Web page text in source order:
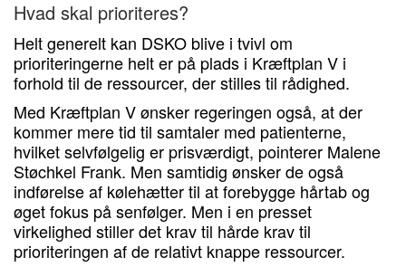
Hvad skal prioriteres?
Helt generelt kan DSKO blive i tvivl om
prioriteringerne helt er på plads i Kræftplan V i
forhold til de ressourcer, der stilles til rådighed.
Med Kræftplan V ønsker regeringen også, at der
kommer mere tid til samtaler med patienterne,
hvilket selvfølgelig er prisværdigt, pointerer Malene
Støchkel Frank. Men samtidig ønsker de også
indførelse af kølehætter til at forebygge hårtab og
øget fokus på senfølger. Men i en presset
virkelighed stiller det krav til hårde krav til
prioriteringen af de relativt knappe ressourcer.